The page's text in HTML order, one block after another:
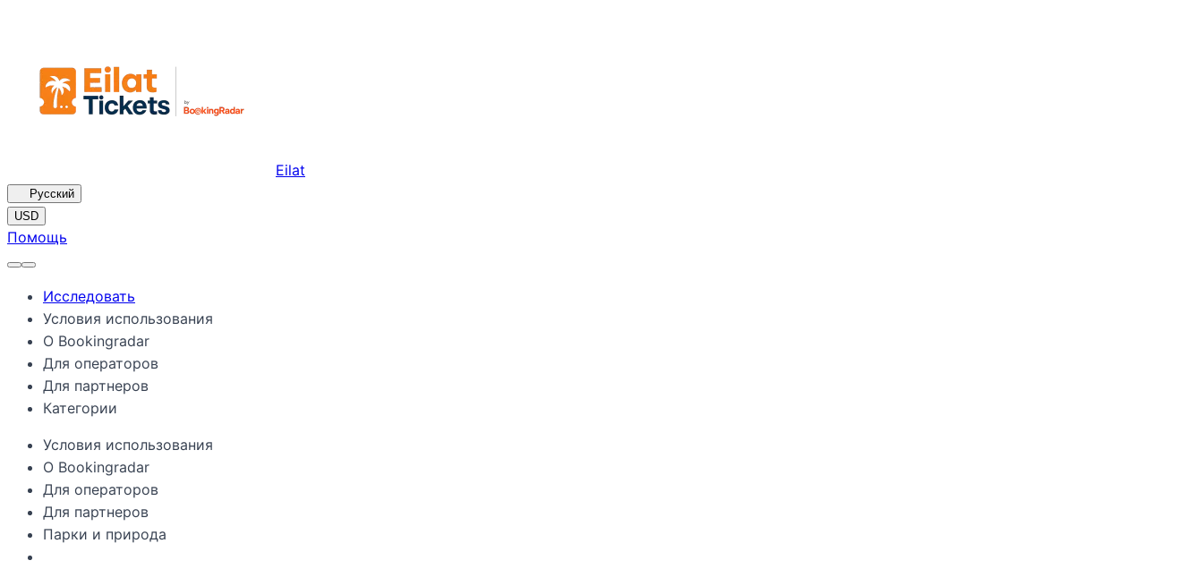
Eilat
Русский
USD
Помощь
Исследовать
Условия использования
О Bookingradar
Для операторов
Для партнеров
Категории
Условия использования
О Bookingradar
Для операторов
Для партнеров
Парки и природа